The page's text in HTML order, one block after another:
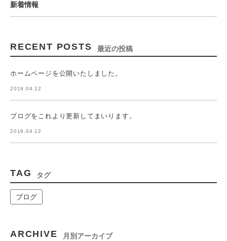
新着情報
RECENT POSTS 最近の投稿
ホームページを公開いたしました。
2019.04.12
ブログをこれより更新してまいります。
2019.04.12
TAG タグ
ブログ
ARCHIVE 月別アーカイブ